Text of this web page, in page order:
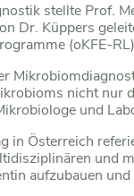
stellte Prof.
Dr. Küppers
(oKFE-
nicht nur
und
in Österreich
und
aufzubauen